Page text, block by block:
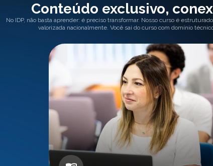
Conteúdo exclusivo,
No IDP, não basta aprender: é preciso transformar. Nosso curso é
valorizada nacionalmente. Você sai do curso com domínio